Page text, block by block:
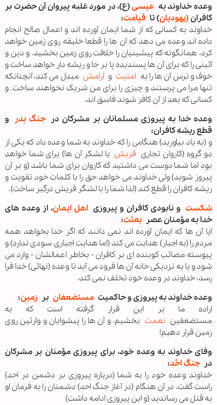
وعده خداوند به عیسی(ع)، در مورد غلبه پيروان آن حضرت بر
كافران (یهودیان) تا قیامت:
خداوند به كسانی كه از شما ايمان آورده‌ اند و اعمال صالح انجام
داده‌ اند وعده می ‌دهد كه آن ها را قطعا خليفه روی زمين خواهد
كرد، همانگونه كه پيشينيان را خلافت روی زمين بخشيد. و دين و
آئينی را كه برای آن ها پسنديده پا بر جا و ريشه دار خواهد ساخت و
خوف و ترس آن ها را به امنیت وآرامش مبدل می ‌كند، آنچنانكه
تنها مرا می ‌پرستند و چيزی را برای من شريک نخواهند ساخت. و
كسانی كه بعد از آن كافر شوند فاسق اند.
وعده خدا به پيروزى مسلمانان بر مشركان در جنگ بدر و
قطع ريشه كافران:
و (به ياد بياوريد) هنگامی را كه خداوند به شما وعده داد كه يكی از
دو گروه (كاروان تجاری قریش يا لشكر آن ها) برای شما خواهد
بود اما شما دوست می ‌داشتيد كه كاروان برای شما باشد (و بر آن
پيروز شويد) ولی خداوند می خواهد حق را با كلمات خود تقويت و
ريشه كافران را قطع كند (لذا شما را با لشگر قريش درگير ساخت).
شکست و نابودى كافران و پيروزى اهل ایمان، از وعده‌ هاى
خدا به مؤمنان عصر بعثت:
آيا آن ها كه ايمان آورده‌ اند نمی ‌دانند كه اگر خدا بخواهد همه
مردم را (به اجبار) هدايت می كند (اما هدايت اجباری سودی ندارد) و
پيوسته مصائب كوبنده‌ ای بر كافران - بخاطر اعمالشان - وارد می
‌شود و يا به نزديكی خانه آن ها فرود می ‌آيد تا وعده (نهائی) خدا فرا
رسد، خداوند در وعده خود تخلف نمی ‌كند.
وعده خداوند به پيروزى و حاكميت مستضعفان بر زمین:
اراده ما بر اين قرار گرفته است كه به
مستضعفين نعمت بخشيم، و آن ها را پيشوايان و وارثين روی
زمين قرار دهيم!
وفاى خداوند به وعده خود، براى پيروزى مؤمنان بر مشركان
در جنگ احُد:
خداوند وعده خود را به شما (درباره پيروزی بر دشمن در احد)
راست گفت، در آن هنگام (در آغاز جنگ احد) دشمنان را به فرمان او
به قتل می رسانديد (و اين پيروزی ادامه داشت)